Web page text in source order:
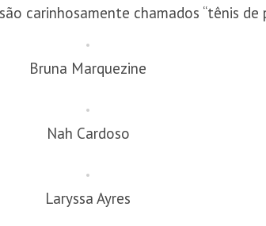
carinhosamente chamados “tênis de
Bruna Marquezine
Nah Cardoso
Laryssa Ayres